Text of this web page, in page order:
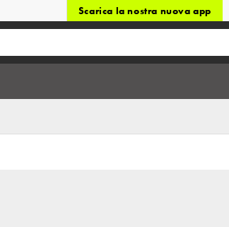
Scarica la nostra nuova app